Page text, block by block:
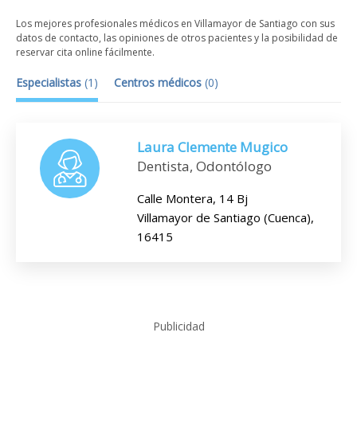
Los mejores profesionales médicos en Villamayor de Santiago con sus
datos de contacto, las opiniones de otros pacientes y la posibilidad de
reservar cita online fácilmente.
Especialistas (1 ) Centros médicos (0)
Laura Clemente Mugico
Dentista, Odontólogo
Calle Montera, 14 Bj
Villamayor de Santiago (Cuenca),
16415
Publicidad